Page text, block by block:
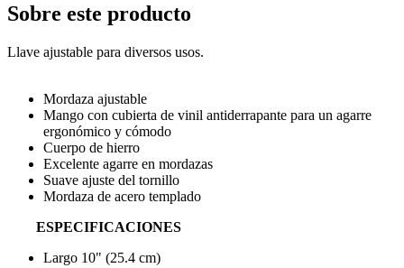
Sobre este producto
Llave ajustable para diversos usos.
Mordaza ajustable
Mango con cubierta de vinil antiderrapante para un agarre
ergonómico y cómodo
Cuerpo de hierro
Excelente agarre en mordazas
Suave ajuste del tornillo
Mordaza de acero templado
ESPECIFICACIONES
Largo 10" (25.4 cm)